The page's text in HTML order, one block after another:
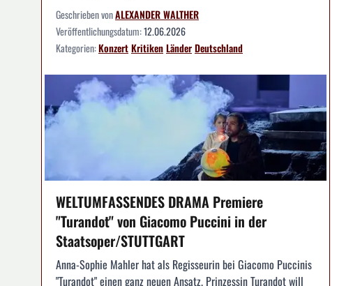
Geschrieben vonALEXANDER WALTHER
Veröffentlichungsdatum:12.06.2026
Kategorien:KonzertKritikenLänderDeutschland
WELTUMFASSENDES DRAMA Premiere
"Turandot" von Giacomo Puccini in der
Staatsoper/STUTTGART
Anna-Sophie Mahler hat als Regisseurin bei Giacomo Puccinis
"Turandot" einen ganz neuen Ansatz. Prinzessin Turandot will